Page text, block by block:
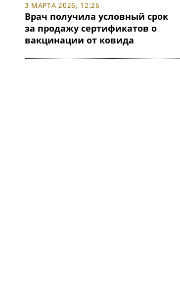
3 МАРТА 2026, 12:26
Врач получила условный срок
за продажу сертификатов о
вакцинации от ковида